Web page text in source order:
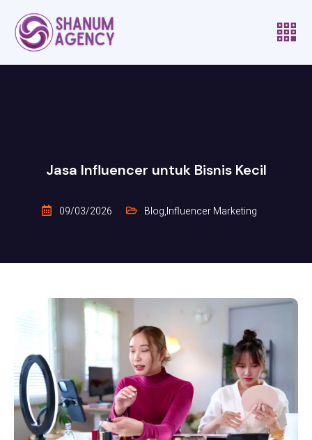
Jasa Influencer untuk Bisnis Kecil
09/03/2026 Blog,Influencer Marketing